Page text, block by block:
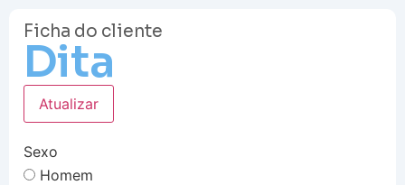
Ficha do cliente
Dita
Atualizar
Sexo
Homem